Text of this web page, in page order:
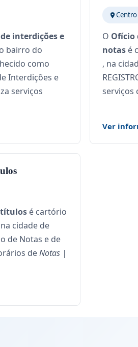
interdições e
bairro do
como
Interdições e
serviços
Centro
O Ofício
notas é
, na
serviços
Ver
títulos é cartório
cidade de
de Notas e de
deNotas |